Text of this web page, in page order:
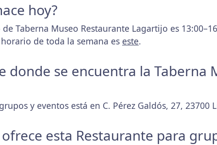
hoy?
Taberna Museo Restaurante Lagartijo es
horario de toda la semana es este.
donde se encuentra la Taberna
y eventos está en C. Pérez Galdós, 27, 23700
esta Restaurante para